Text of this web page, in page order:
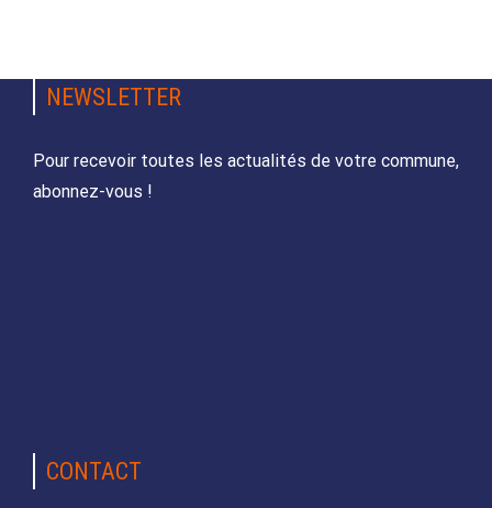
NEWSLETTER
Pour recevoir toutes les actualités de votre commune,
abonnez-vous !
CONTACT